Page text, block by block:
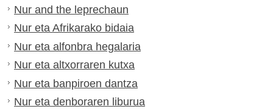
Nur and the leprechaun
Nur eta Afrikarako bidaia
Nur eta alfonbra hegalaria
Nur eta altxorraren kutxa
Nur eta banpiroen dantza
Nur eta denboraren liburua